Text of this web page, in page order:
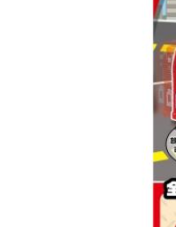
販促用空カプセル
販促用カプセルトイ